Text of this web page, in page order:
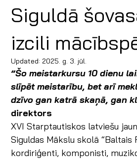
Siguldā
izcili
Updated: 2025. g. 3. jūl.
“Šo meistarkursu 10 dienu
slīpēt meistarību, bet arī
dzīvo gan katrā skaņā, gan
direktors
XVI Starptautiskos latviešu
Siguldas Mākslu skolā
kordiriģenti, komponisti,